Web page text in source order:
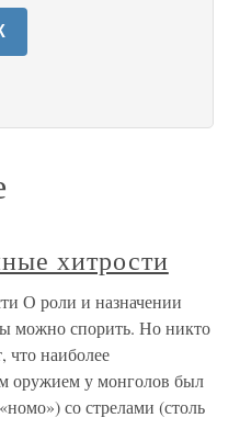
хитрости
О роли и назначении
можно спорить. Но никто
что наиболее
оружием у монголов был
со стрелами (столь